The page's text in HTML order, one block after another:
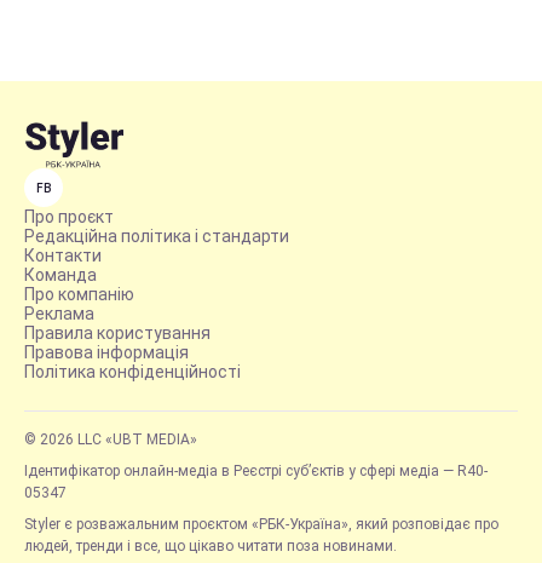
FB
Про проєкт
Редакційна політика і стандарти
Контакти
Команда
Про компанію
Реклама
Правила користування
Правова інформація
Політика конфіденційності
© 2026 LLC «UBT MEDIA»
Ідентифікатор онлайн-медіа в Реєстрі суб’єктів у сфері медіа — R40-
05347
Styler є розважальним проєктом «РБК-Україна», який розповідає про
людей, тренди і все, що цікаво читати поза новинами.